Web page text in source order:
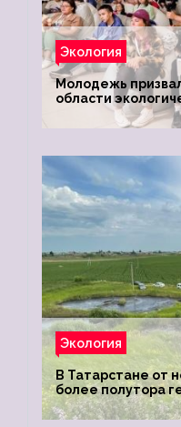
Экология
Молодежь
области
Экология
В Татарстане от
более полутора